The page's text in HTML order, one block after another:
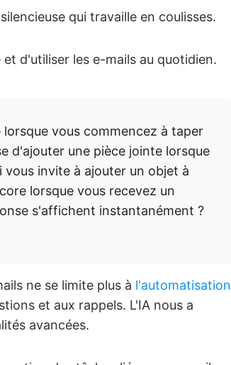
qui travaille en coulisses.
d'utiliser les e-mails au quotidien.
vous commencez à taper
d'ajouter une pièce jointe lorsque
vous invite à ajouter un objet à
lorsque vous recevez un
s'affichent instantanément ?
ne se limite plus à l'automatisation
et aux rappels. L'IA nous a
avancées.